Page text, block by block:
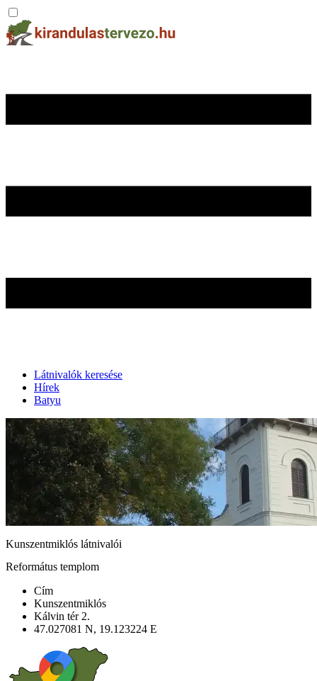
Látnivalók keresése
Hírek
Batyu
Kunszentmiklós látnivalói
Református templom
Cím
Kunszentmiklós
Kálvin tér 2.
47.027081 N, 19.123224 E